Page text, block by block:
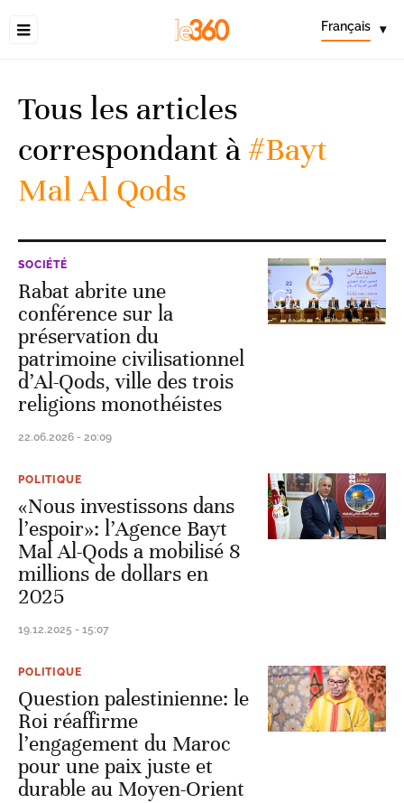
Français ▾
Tous les articles
correspondant à#Bayt
Mal Al Qods
SOCIÉTÉ
Rabat abrite une
conférence sur la
préservation du
patrimoine civilisationnel
d’Al-Qods, ville des trois
religions monothéistes
22.06.2026 - 20:09
POLITIQUE
«Nous investissons dans
l’espoir»: l’Agence Bayt
Mal Al-Qods a mobilisé 8
millions de dollars en
2025
19.12.2025 - 15:07
POLITIQUE
Question palestinienne: le
Roi réaffirme
l’engagement du Maroc
pour une paix juste et
durable au Moyen-Orient